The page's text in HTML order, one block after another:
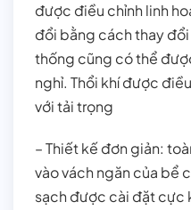
được điều chỉnh linh
đổi bằng cách thay
thống cũng có thể
nghỉ. Thổi khí được
với tải trọng
– Thiết kế đơn giản:
vào vách ngăn của bể
sạch được cài đặt cực